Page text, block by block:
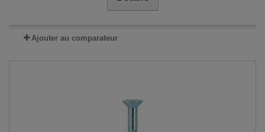
Ajouter au comparateur